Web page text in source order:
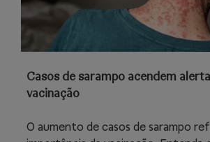
Casos de sarampo acendem
vacinação
O aumento de casos de sarampo